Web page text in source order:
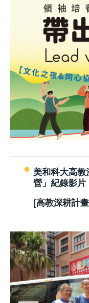
美和科大高
營」紀錄影片
[高教深耕計